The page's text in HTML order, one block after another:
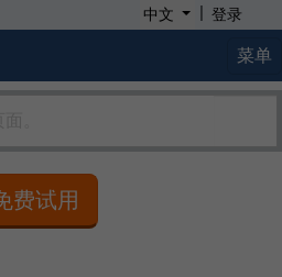
中文 | 登录
菜单
费试用